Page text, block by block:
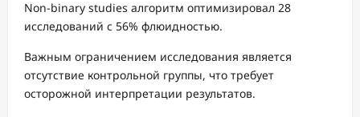
Non-binary studies алгоритм оптимизировал 28
исследований с 56% флюидностью.
Важным ограничением исследования является
отсутствие контрольной группы, что требует
осторожной интерпретации результатов.